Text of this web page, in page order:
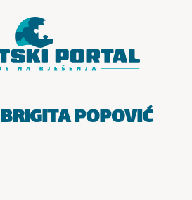
BRIGITA POPOVIĆ